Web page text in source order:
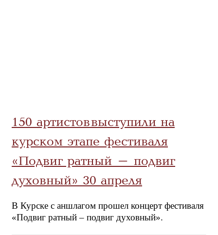
150 артистов выступили на
курском этапе фестиваля
«Подвиг ратный – подвиг
духовный» 30 апреля
В Курске с аншлагом прошел концерт фестиваля
«Подвиг ратный – подвиг духовный».